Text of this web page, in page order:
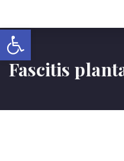
Abrir barra
Fascitis